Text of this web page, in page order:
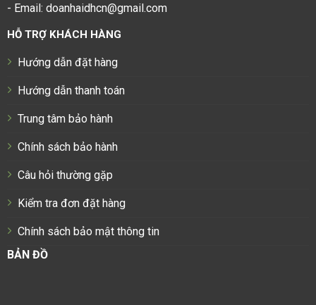
- Email: doanhaidhcn@gmail.com
HỖ TRỢ KHÁCH HÀNG
Hướng dẫn đặt hàng
Hướng dẫn thanh toán
Trung tâm bảo hành
Chính sách bảo hành
Câu hỏi thường gặp
Kiểm tra đơn đặt hàng
Chính sách bảo mật thông tin
BẢN ĐỒ